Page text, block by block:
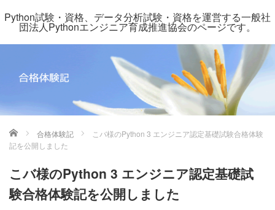
Python試験・資格、データ分析試験・資格を運営する一般社
団法人Pythonエンジニア育成推進協会のページです。
ホーム 合格体験記
こバ様のPython 3 エンジニア認定基礎試験合格体験
記を公開しました
こバ様のPython 3 エンジニア認定基礎試
験合格体験記を公開しました